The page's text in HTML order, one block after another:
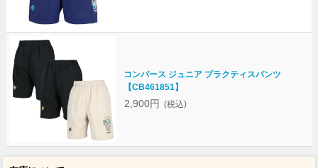
コンバース ジュニア プラクティスパンツ
【CB461851】
2,900円 (税込)